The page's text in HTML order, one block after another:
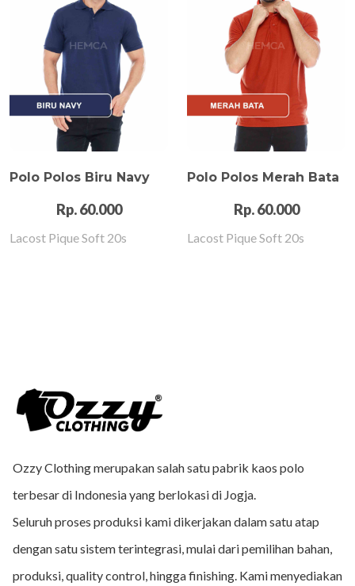
Polo Polos Biru Navy
Rp. 60.000
Lacost Pique Soft 20s
Polo Polos Merah Bata
Rp. 60.000
Lacost Pique Soft 20s
Ozzy Clothing merupakan salah satu pabrik kaos polo
terbesar di Indonesia yang berlokasi di Jogja.
Seluruh proses produksi kami dikerjakan dalam satu atap
dengan satu sistem terintegrasi, mulai dari pemilihan bahan,
produksi, quality control, hingga finishing. Kami menyediakan